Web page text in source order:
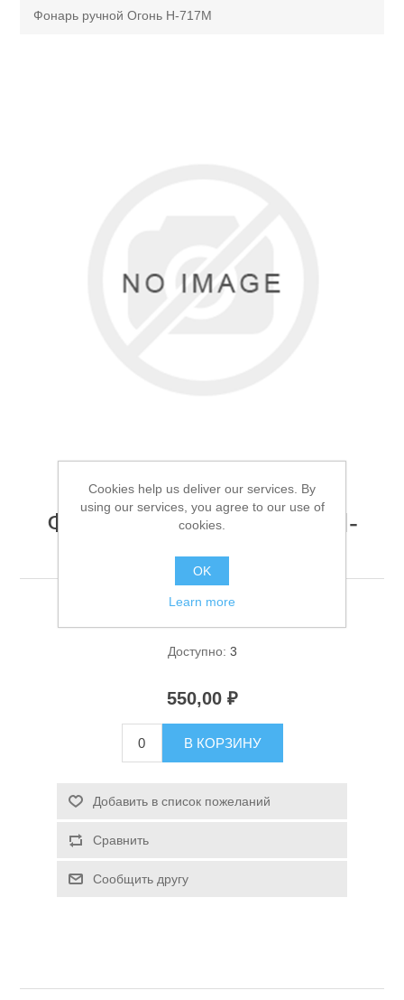
Каталог
Аксессуары для лодок
Спасательные средства
Фонарь ручной Огонь H-717M
Фонарь ручной Огонь H-
717M
Фонарь ручной Огонь H-717M
Доступно: 3
550,00 ₽
В КОРЗИНУ
Добавить в список пожеланий
Сравнить
Сообщить другу
Cookies help us deliver our services. By
using our services, you agree to our use of
cookies.
OK
Learn more